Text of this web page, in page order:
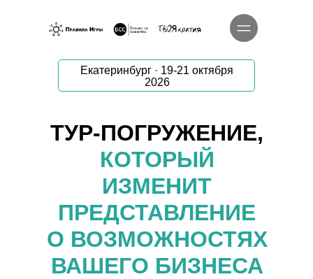
ТУР-ПОГРУЖЕНИЕ,
КОТОРЫЙ
ИЗМЕНИТ
ПРЕДСТАВЛЕНИЕ
О ВОЗМОЖНОСТЯХ
ВАШЕГО БИЗНЕСА
Екатеринбург · 19-21 октября
2026